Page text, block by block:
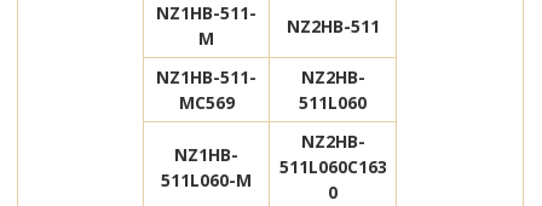
NZ1HB-511-
M
NZ2HB-511
NZ1HB-511-
MC569
NZ2HB-
511L060
NZ1HB-
511L060-M
NZ2HB-
511L060C163
0